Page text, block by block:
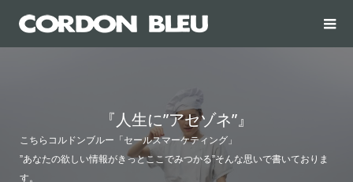
『人生に”アセゾネ”』
こちらコルドンブルー「セールスマーケティング」
”あなたの欲しい情報がきっとここでみつかる”そんな思いで書いておりま
す。